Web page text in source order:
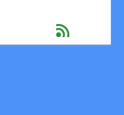
feed